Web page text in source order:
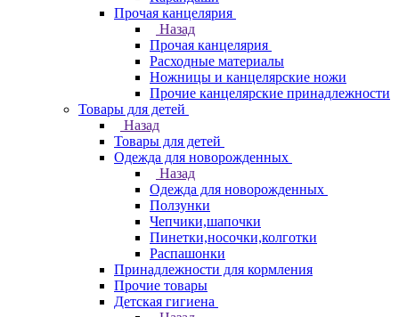
Прочая канцелярия
Назад
Прочая канцелярия
Расходные материалы
Ножницы и канцелярские ножи
Прочие канцелярские принадлежности
Товары для детей
Назад
Товары для детей
Одежда для новорожденных
Назад
Одежда для новорожденных
Ползунки
Чепчики,шапочки
Пинетки,носочки,колготки
Распашонки
Принадлежности для кормления
Прочие товары
Детская гигиена